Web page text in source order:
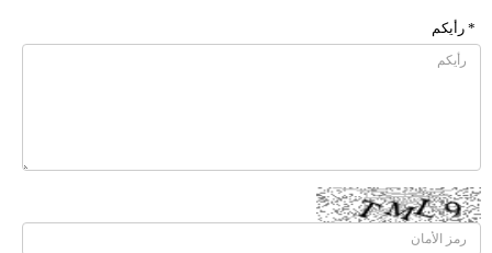
* رأیکم